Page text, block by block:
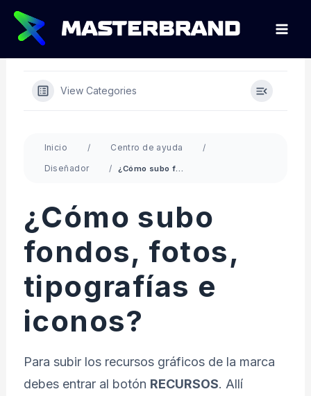
contenido
View Categories
Inicio
Centro de ayuda
Diseñador
¿Cómo subo
fondos, fotos,
tipografías e
iconos?
Para subir los recursos gráficos de la marca
debes entrar al botón RECURSOS. Allí